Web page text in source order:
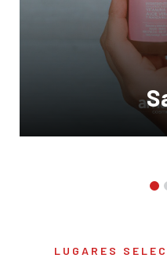
LUGARES